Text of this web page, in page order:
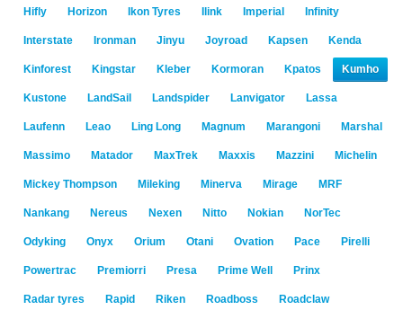
Hifly Horizon Ikon Tyres Ilink Imperial Infinity
Interstate Ironman Jinyu Joyroad Kapsen Kenda
Kinforest Kingstar Kleber Kormoran Kpatos Kumho
Kustone LandSail Landspider Lanvigator Lassa
Laufenn Leao Ling Long Magnum Marangoni Marshal
Massimo Matador MaxTrek Maxxis Mazzini Michelin
Mickey Thompson Mileking Minerva Mirage MRF
Nankang Nereus Nexen Nitto Nokian NorTec
Odyking Onyx Orium Otani Ovation Pace Pirelli
Powertrac Premiorri Presa Prime Well Prinx
Radar tyres Rapid Riken Roadboss Roadclaw